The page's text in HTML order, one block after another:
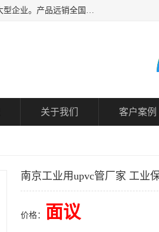
凯鑫管道科技有限公司是一家专业生产PPH、CPVC各类塑料阀门、塑料管道等非金属防腐化工设备的大型企业。产品远销全国三十一个省、市、自治区,广泛应用于化工、石油、氯碱、染料、制药、农药等行业，深受广大用户欢迎，是目前国内生产化工泵、阀门规模较大的生产基地之一。
关于我们 客户案例
南京工业用upvc管厂家 工业
价格： 面议